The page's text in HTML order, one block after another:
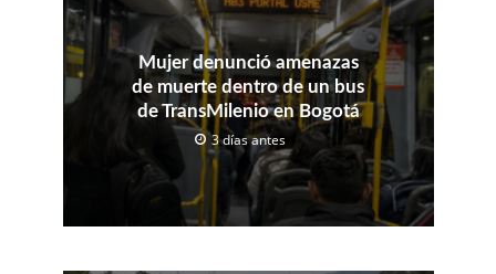
Mujer denunció amenazas
de muerte dentro de un bus
de TransMilenio en Bogotá
3 días antes